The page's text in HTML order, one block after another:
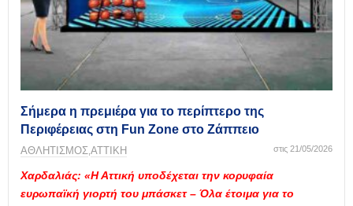
Σήμερα η πρεμιέρα για το περίπτερο της
Περιφέρειας στη Fun Zone στο Ζάππειο
ΑΘΛΗΤΙΣΜΟΣ ΑΤΤΙΚΗ στις 21/05/2026
Χαρδαλιάς: «Η Αττική υποδέχεται την κορυφαία
ευρωπαϊκή γιορτή του μπάσκετ – Όλα έτοιμα για το